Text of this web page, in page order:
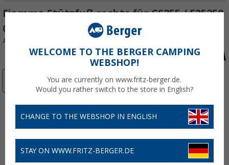
Fiamma Stützfuß rechts für CS255 / F35250
05 07 Fiamma Artikelnummer 03568B05A
Art.-Nr.: 706214
WELCOME TO THE BERGER CAMPING
WEBSHOP!
You are currently on www.fritz-berger.de.
Would you rather switch to the store in English?
CHANGE TO THE WEBSHOP IN ENGLISH
STAY ON WWW.FRITZ-BERGER.DE